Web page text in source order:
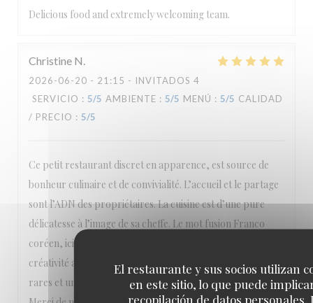
El restaurante y sus socios utilizan
en este sitio, lo que puede
recopilación de datos personales.
Delicious food and extremely welcoming team.
Christine N
2026-06-20 - 21:15 - INVITADOS 4
SERVICIO : 5/5 AMBIENTE : 5/5 MENÚ : 5/5 CALIDAD
/ PRECIO : 5/5
Ce petit restaurant discret en apparence, est source de
bonheur culinaire et de convivialité. L’accueil et le partage
sont l’ADN des propriétaires. La cuisine est d’une pure
délicatesse à l’image de sa cheffe. Le mot fusion Franco
coréen, ici, n’est pas une idée marketing, mais réelle
créativité amoureuse . Sans oublier la collection de sakés
rares et une très belle carte des vins qui ravie les amateurs.